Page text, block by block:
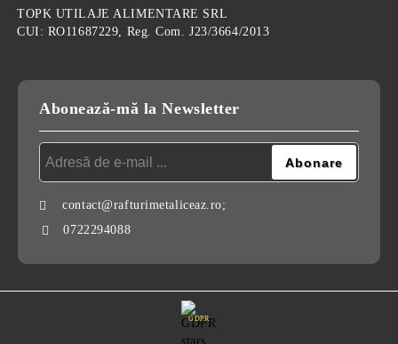
TOPK UTILAJE ALIMENTARE SRL
CUI: RO11687229, Reg. Com. J23/3664/2013
Abonează-mă la Newsletter
contact@rafturimetaliceaz.ro;
0722294088
GDPR